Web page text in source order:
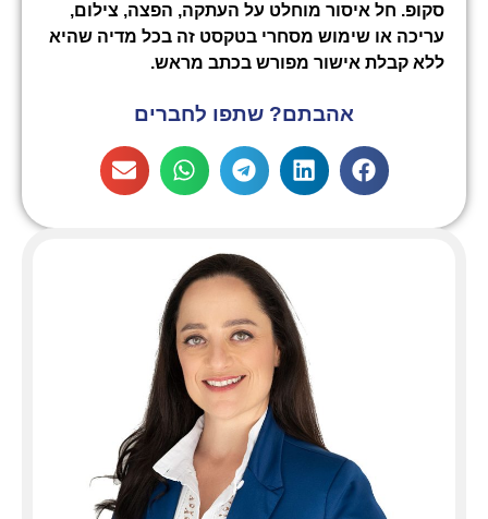
סקופ. חל איסור מוחלט על העתקה, הפצה, צילום,
עריכה או שימוש מסחרי בטקסט זה בכל מדיה שהיא
ללא קבלת אישור מפורש בכתב מראש.
אהבתם? שתפו לחברים